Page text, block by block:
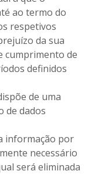
ao termo do
respetivos
da sua
cumprimento de
definidos
de uma
de dados
informação por
necessário
será eliminada